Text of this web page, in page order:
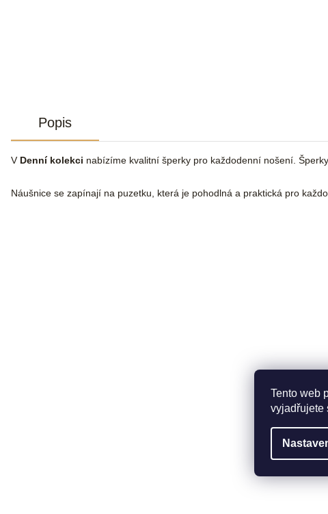
Tento web
vyjadřujete
Popis
V Denní kolekci nabízíme kvalitní šperky pro každodenní nošení.
Náušnice se zapínají na puzetku, která je pohodlná a praktická pro